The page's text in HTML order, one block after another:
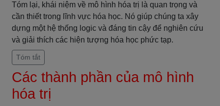
Tóm lại, khái niệm về mô hình hóa trị là quan trọng và
cần thiết trong lĩnh vực hóa học. Nó giúp chúng ta xây
dựng một hệ thống logic và đáng tin cậy để nghiên cứu
và giải thích các hiện tượng hóa học phức tạp.
Tóm tắt
Các thành phần của mô hình
hóa trị